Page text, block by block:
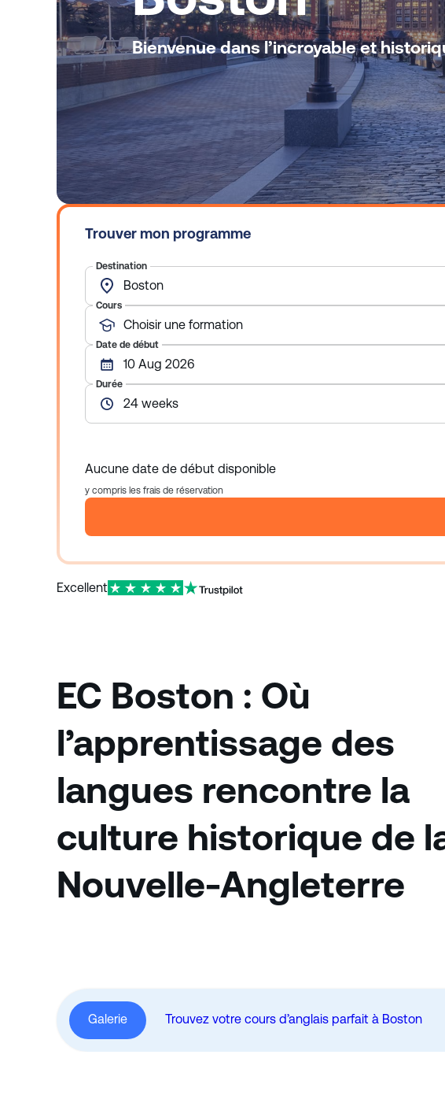
Bienvenue dans l’incroyable et
Trouver mon programme
Destination
Boston
Cours
Choisir une formation
Date de début
10 Aug 2026
Durée
24 weeks
Aucune date de début disponible
y compris les frais de réservation
Excellent
EC Boston : Où
l’apprentissage des
langues rencontre la
culture historique de
Nouvelle-Angleterre
Galerie Trouvez votre cours d’anglais parfait à Boston